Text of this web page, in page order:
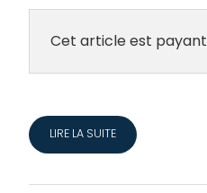
Cet article est payant
LIRE LA SUITE